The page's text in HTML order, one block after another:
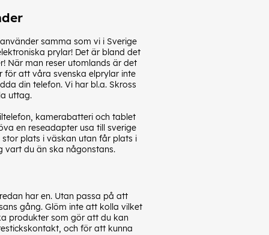
samma som vi i Sverige
prylar! Det är bland det
När man reser utomlands är det
för att våra svenska elprylar inte
din telefon. Vi har bl.a. Skross
uttag.
kamerabatteri och tablet
en reseadapter usa till sverige
plats i väskan utan får plats i
vart du än ska någonstans.
har en. Utan passa på att
gång. Glöm inte att kolla vilket
produkter som gör att du kan
och för att kunna